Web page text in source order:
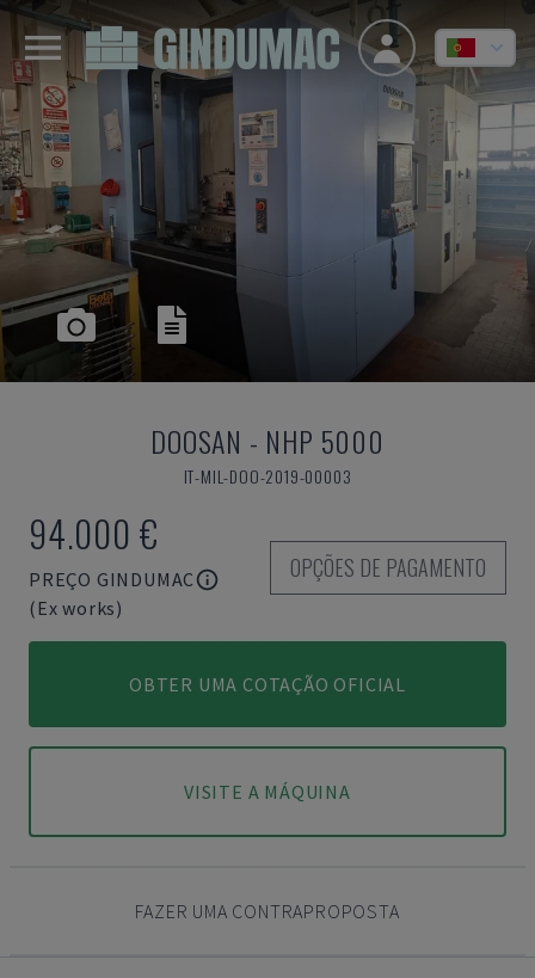
DOOSAN - NHP 5000
IT-MIL-DOO-2019-00003
94.000 €
PREÇO GINDUMAC
(Ex works)
OPÇÕES DE PAGAMENTO
OBTER UMA COTAÇÃO OFICIAL
VISITE A MÁQUINA
FAZER UMA CONTRAPROPOSTA